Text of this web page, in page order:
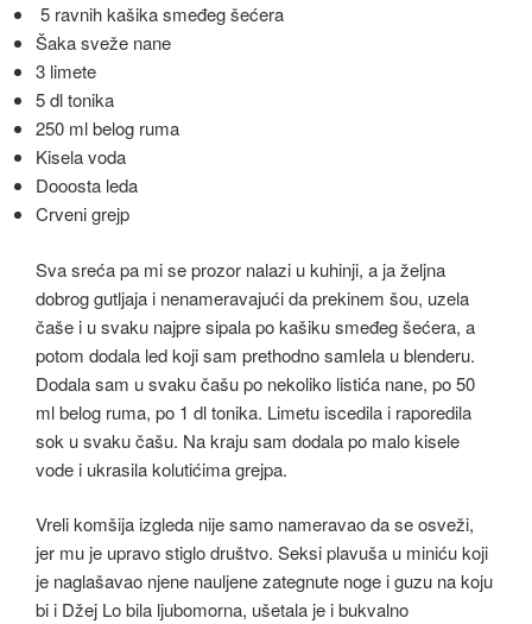
5 ravnih kašika smeđeg šećera
Šaka sveže nane
3 limete
5 dl tonika
250 ml belog ruma
Kisela voda
Dooosta leda
Crveni grejp
Sva sreća pa mi se prozor nalazi u kuhinji, a ja željna
dobrog gutljaja i nenameravajući da prekinem šou, uzela
čaše i u svaku najpre sipala po kašiku smeđeg šećera, a
potom dodala led koji sam prethodno samlela u blenderu.
Dodala sam u svaku čašu po nekoliko listića nane, po 50
ml belog ruma, po 1 dl tonika. Limetu iscedila i raporedila
sok u svaku čašu. Na kraju sam dodala po malo kisele
vode i ukrasila kolutićima grejpa.
Vreli komšija izgleda nije samo nameravao da se osveži,
jer mu je upravo stiglo društvo. Seksi plavuša u miniću koji
je naglašavao njene nauljene zategnute noge i guzu na koju
bi i Džej Lo bila ljubomorna, ušetala je i bukvalno